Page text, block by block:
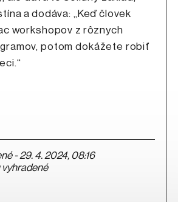
a dodáva: „Keď človek
workshopov z rôznych
potom dokážete robiť
- 29. 4. 2024, 08:16
vyhradené